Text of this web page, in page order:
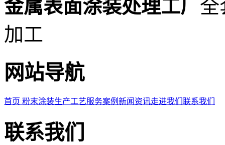
金属表面涂装处理工厂全
加工
网站导航
首页 粉末涂装生产工艺服务案例 新闻资讯走进我们 联系我们
联系我们